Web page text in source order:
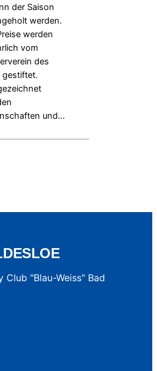
der Saison
werden.
werden
vom
des
gestiftet.
und…
Club "Blau-Weiss" Bad